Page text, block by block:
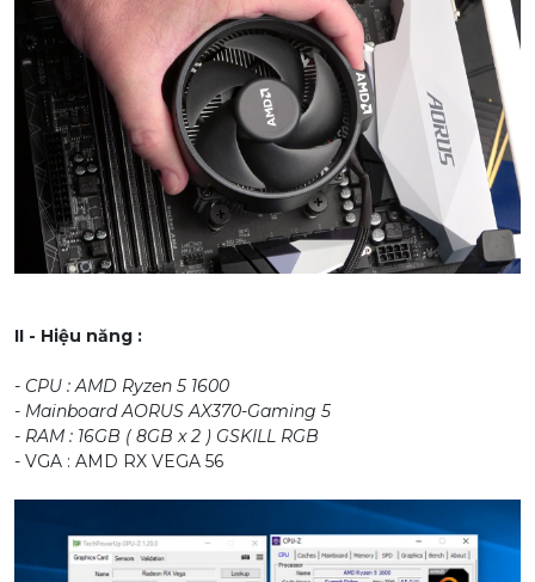
II - Hiệu năng :
- CPU : AMD Ryzen 5 1600
- Mainboard AORUS AX370-Gaming 5
- RAM : 16GB ( 8GB x 2 ) GSKILL RGB
- VGA : AMD RX VEGA 56